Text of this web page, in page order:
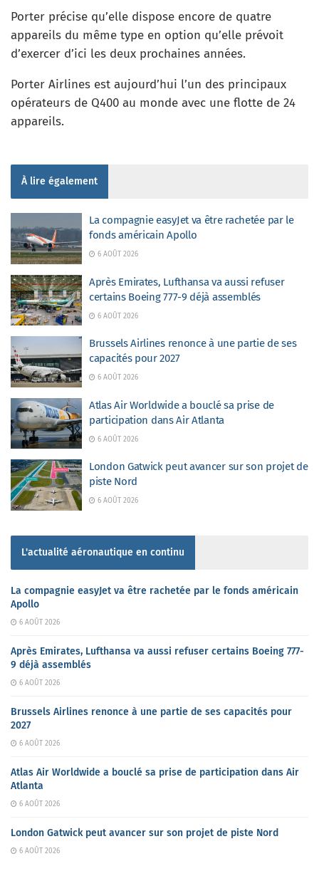
Porter précise qu’elle dispose encore de quatre
appareils du même type en option qu’elle prévoit
d’exercer d’ici les deux prochaines années.
Porter Airlines est aujourd’hui l’un des principaux
opérateurs de Q400 au monde avec une flotte de 24
appareils.
À lire également
La compagnie easyJet va être rachetée par le
fonds américain Apollo
6 AOÛT 2026
Après Emirates, Lufthansa va aussi refuser
certains Boeing 777-9 déjà assemblés
6 AOÛT 2026
Brussels Airlines renonce à une partie de ses
capacités pour 2027
6 AOÛT 2026
Atlas Air Worldwide a bouclé sa prise de
participation dans Air Atlanta
6 AOÛT 2026
London Gatwick peut avancer sur son projet de
piste Nord
6 AOÛT 2026
L'actualité aéronautique en continu
La compagnie easyJet va être rachetée par le fonds américain
Apollo
6 AOÛT 2026
Après Emirates, Lufthansa va aussi refuser certains Boeing 777-
9 déjà assemblés
6 AOÛT 2026
Brussels Airlines renonce à une partie de ses capacités pour
2027
6 AOÛT 2026
Atlas Air Worldwide a bouclé sa prise de participation dans Air
Atlanta
6 AOÛT 2026
London Gatwick peut avancer sur son projet de piste Nord
6 AOÛT 2026